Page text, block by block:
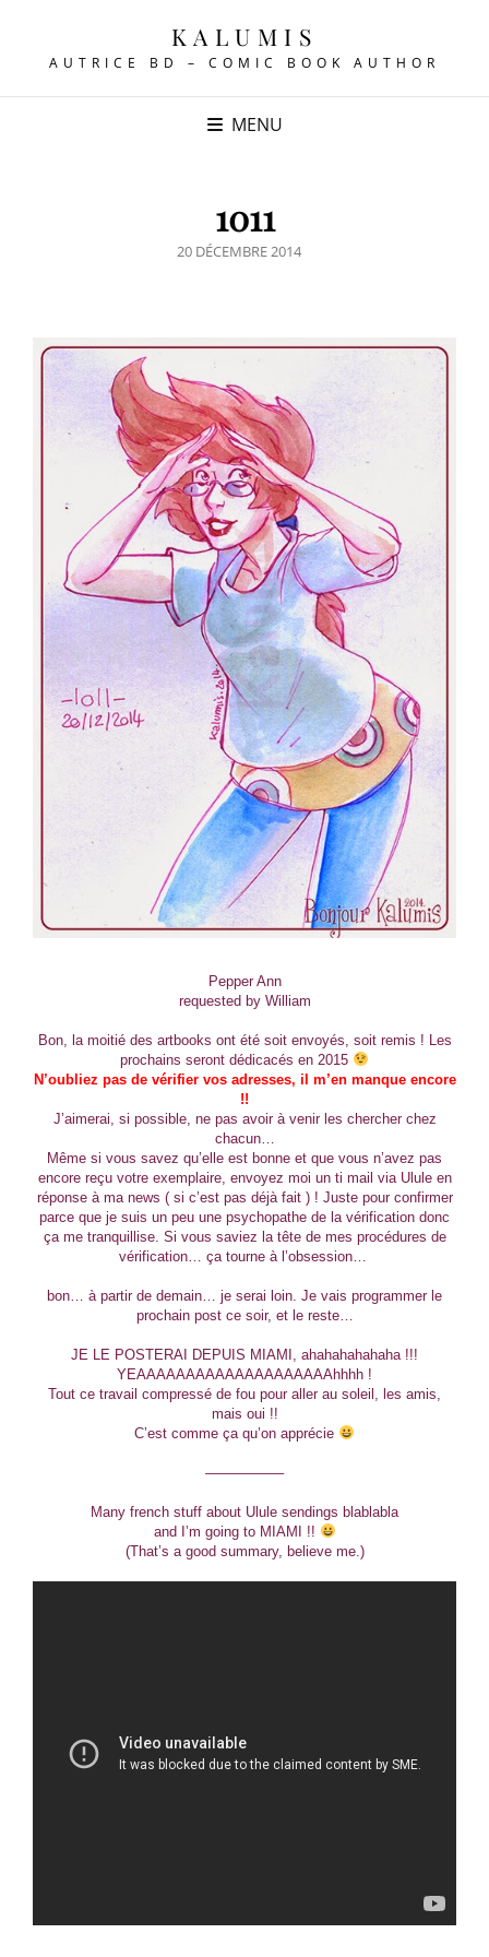
KALUMIS
AUTRICE BD – COMIC BOOK AUTHOR
MENU
1011
POSTED
20 DÉCEMBRE 2014
Pepper Ann
requested by William
Bon, la moitié des artbooks ont été soit envoyés, soit remis ! Les
prochains seront dédicacés en 2015
N’oubliez pas de vérifier vos adresses, il m’en manque encore
!!
J’aimerai, si possible, ne pas avoir à venir les chercher chez
chacun…
Même si vous savez qu’elle est bonne et que vous n’avez pas
encore reçu votre exemplaire, envoyez moi un ti mail via Ulule en
réponse à ma news ( si c’est pas déjà fait ) ! Juste pour confirmer
parce que je suis un peu une psychopathe de la vérification donc
ça me tranquillise. Si vous saviez la tête de mes procédures de
vérification… ça tourne à l’obsession…
bon… à partir de demain… je serai loin. Je vais programmer le
prochain post ce soir, et le reste…
JE LE POSTERAI DEPUIS MIAMI, ahahahahahaha !!!
YEAAAAAAAAAAAAAAAAAAAAhhhh !
Tout ce travail compressé de fou pour aller au soleil, les amis,
mais oui !!
C’est comme ça qu’on apprécie
—————–
Many french stuff about Ulule sendings blablabla
and I’m going to MIAMI !!
(That’s a good summary, believe me.)